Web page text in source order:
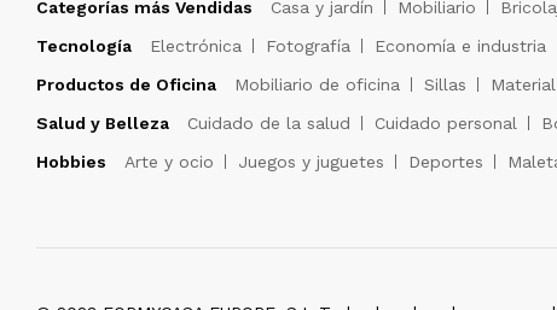
Categorías más Vendidas Casa y jardín Mobiliario
Tecnología
Electrónica Fotografía Economía e industria
Productos de Oficina
Mobiliario de oficina Sillas
Salud y Belleza
Cuidado de la salud Cuidado personal
Hobbies
Arte y ocio Juegos y juguetes Deportes